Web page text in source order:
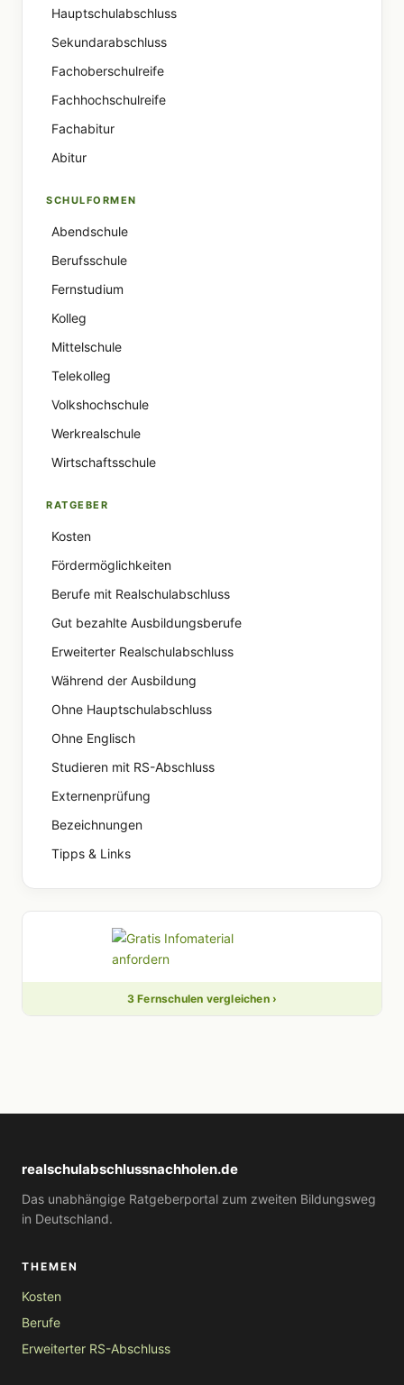
Hauptschulabschluss
Sekundarabschluss
Fachoberschulreife
Fachhochschulreife
Fachabitur
Abitur
SCHULFORMEN
Abendschule
Berufsschule
Fernstudium
Kolleg
Mittelschule
Telekolleg
Volkshochschule
Werkrealschule
Wirtschaftsschule
RATGEBER
Kosten
Fördermöglichkeiten
Berufe mit Realschulabschluss
Gut bezahlte Ausbildungsberufe
Erweiterter Realschulabschluss
Während der Ausbildung
Ohne Hauptschulabschluss
Ohne Englisch
Studieren mit RS-Abschluss
Externenprüfung
Bezeichnungen
Tipps & Links
3 Fernschulen vergleichen ›
realschulabschlussnachholen.de
Das unabhängige Ratgeberportal zum zweiten Bildungsweg
in Deutschland.
THEMEN
Kosten
Berufe
Erweiterter RS-Abschluss